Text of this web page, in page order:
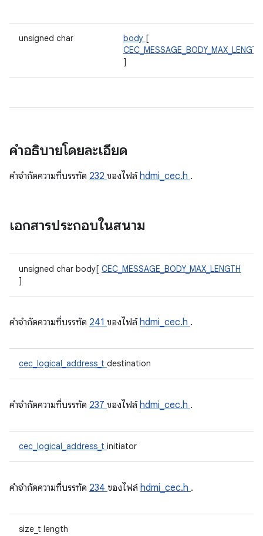
unsigned char body [
CEC_MESSAGE_BODY_MAX_LENGTH
]
คำอธิบายโดยละเอียด
คําจํากัดความที่บรรทัด 232 ของไฟล์hdmi_cec.h .
เอกสารประกอบในสนาม
unsigned char body[ CEC_MESSAGE_BODY_MAX_LENGTH
]
คําจํากัดความที่บรรทัด 241 ของไฟล์hdmi_cec.h .
cec_logical_address_t destination
คําจํากัดความที่บรรทัด 237 ของไฟล์hdmi_cec.h .
cec_logical_address_t initiator
คําจํากัดความที่บรรทัด 234 ของไฟล์hdmi_cec.h .
size_t length